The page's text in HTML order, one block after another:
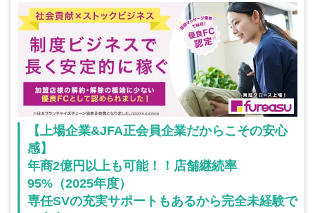
【上場企業&JFA正会員企業だからこその安心
感】
年商2億円以上も可能！！店舗継続率
95%（2025年度）
専任SVの充実サポートもあるから完全未経験で